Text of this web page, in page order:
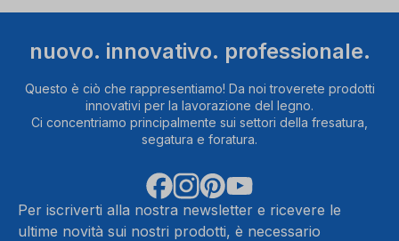
nuovo. innovativo. professionale.
Questo è ciò che rappresentiamo! Da noi troverete prodotti
innovativi per la lavorazione del legno.
Ci concentriamo principalmente sui settori della fresatura,
segatura e foratura.
Per iscriverti alla nostra newsletter e ricevere le
ultime novità sui nostri prodotti, è necessario